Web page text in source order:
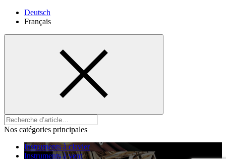
Deutsch
Français
Nos catégories principales
Instruments à clavier
Instruments à vent